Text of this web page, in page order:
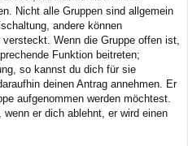
Nicht alle Gruppen sind allgemein
andere können
Wenn die Gruppe offen ist,
Funktion beitreten;
so kannst du dich für sie
deinen Antrag annehmen. Er
aufgenommen werden möchtest.
er dich ablehnt, er wird einen